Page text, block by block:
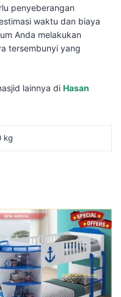
penyeberangan
waktu dan biaya
Anda melakukan
tersembunyi yang
lainnya di Hasan
kg